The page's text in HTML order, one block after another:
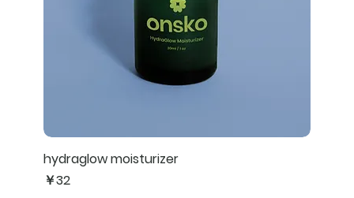
hydraglow moisturizer
価格
￥32